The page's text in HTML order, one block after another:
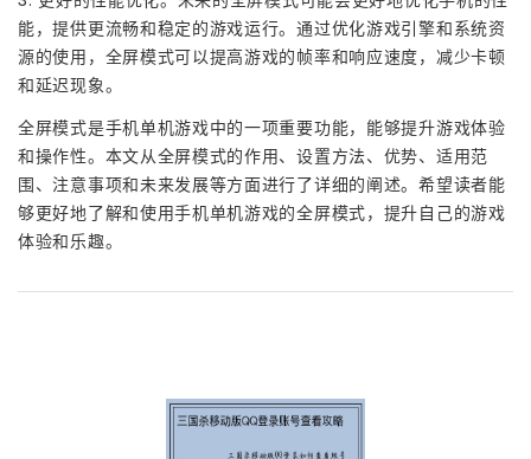
能，提供更流畅和稳定的游戏运行。通过优化游戏引擎和系统资
源的使用，全屏模式可以提高游戏的帧率和响应速度，减少卡顿
和延迟现象。
全屏模式是手机单机游戏中的一项重要功能，能够提升游戏体验
和操作性。本文从全屏模式的作用、设置方法、优势、适用范
围、注意事项和未来发展等方面进行了详细的阐述。希望读者能
够更好地了解和使用手机单机游戏的全屏模式，提升自己的游戏
体验和乐趣。